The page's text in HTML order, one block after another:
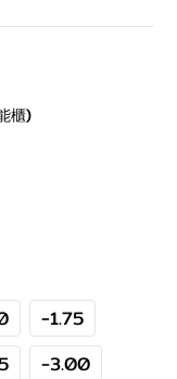
櫃)
-1.75
-3.00